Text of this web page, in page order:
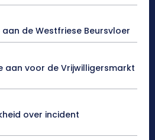
de Westfriese Beursvloer
aan voor de Vrijwilligersmarkt
over incident